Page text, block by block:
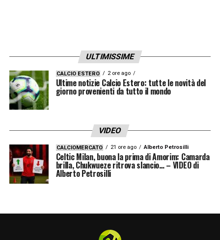
ULTIMISSIME
CALCIO ESTERO 2 ore ago
Ultime notizie Calcio Estero: tutte le novità del
giorno provenienti da tutto il mondo
VIDEO
CALCIOMERCATO 21 ore ago Alberto Petrosilli
Celtic Milan, buona la prima di Amorim: Camarda
brilla, Chukwueze ritrova slancio… – VIDEO di
Alberto Petrosilli